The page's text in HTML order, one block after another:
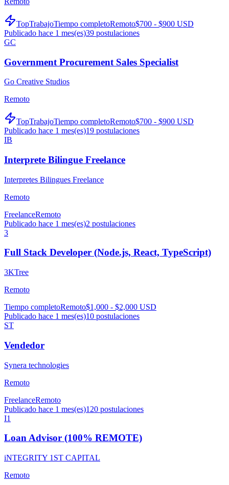
TopTrabajoTiempo completoRemoto$700 - $900 USD
Publicado hace 1 mes(es)39 postulaciones
GC
Government Procurement Sales Specialist
Go Creative Studios
Remoto
TopTrabajoTiempo completoRemoto$700 - $900 USD
Publicado hace 1 mes(es)19 postulaciones
IB
Interprete Bilingue Freelance
Interpretes Bilingues Freelance
Remoto
FreelanceRemoto
Publicado hace 1 mes(es)2 postulaciones
3
Full Stack Developer (Node.js, React, TypeScript)
3KTree
Remoto
Tiempo completoRemoto$1,000 - $2,000 USD
Publicado hace 1 mes(es)10 postulaciones
ST
Vendedor
Synera technologies
Remoto
FreelanceRemoto
Publicado hace 1 mes(es)120 postulaciones
I1
Loan Advisor (100% REMOTE)
iNTEGRITY 1ST CAPITAL
Remoto